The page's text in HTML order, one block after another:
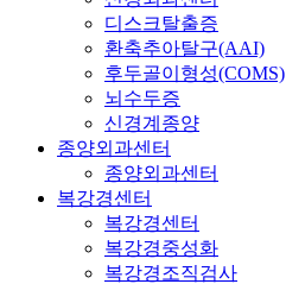
디스크탈출증
환축추아탈구(AAI)
후두골이형성(COMS)
뇌수두증
신경계종양
종양외과센터
종양외과센터
복강경센터
복강경센터
복강경중성화
복강경조직검사